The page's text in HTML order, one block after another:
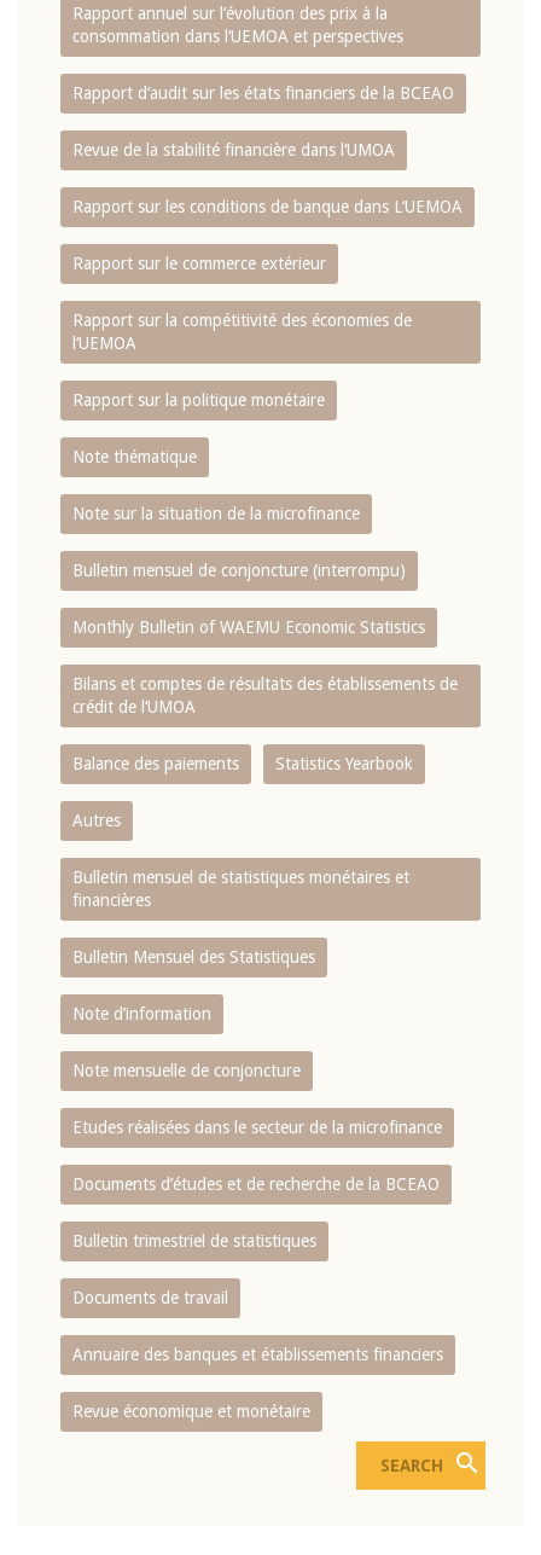
Rapport annuel sur l‘évolution des prix à la
consommation dans l‘UEMOA et perspectives
Rapport d‘audit sur les états financiers de la BCEAO
Revue de la stabilité financière dans l‘UMOA
Rapport sur les conditions de banque dans L‘UEMOA
Rapport sur le commerce extérieur
Rapport sur la compétitivité des économies de
l‘UEMOA
Rapport sur la politique monétaire
Note thématique
Note sur la situation de la microfinance
Bulletin mensuel de conjoncture (interrompu)
Monthly Bulletin of WAEMU Economic Statistics
Bilans et comptes de résultats des établissements de
crédit de l‘UMOA
Balance des paiements Statistics Yearbook
Autres
Bulletin mensuel de statistiques monétaires et
financières
Bulletin Mensuel des Statistiques
Note d’information
Note mensuelle de conjoncture
Etudes réalisées dans le secteur de la microfinance
Documents d’études et de recherche de la BCEAO
Bulletin trimestriel de statistiques
Documents de travail
Annuaire des banques et établissements financiers
Revue économique et monétaire